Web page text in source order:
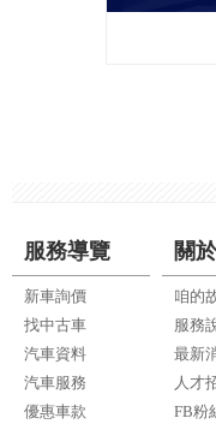
服務導覽
新車詢價
找中古車
汽車資料
汽車服務
優惠車款
關
咱的
服務
最新
人才
FB粉